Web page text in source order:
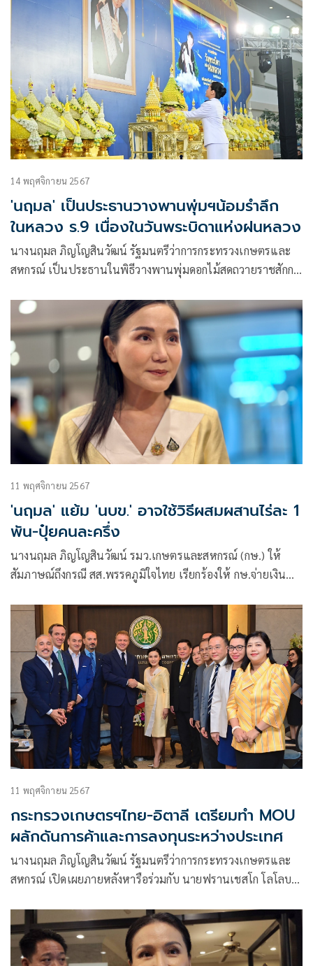
14 พฤศจิกายน 2567
'นฤมล' เป็นประธานวางพานพุ่มฯน้อมรำลึก
ในหลวง ร.9 เนื่องในวันพระบิดาแห่งฝนหลวง
นางนฤมล ภิญโญสินวัฒน์ รัฐมนตรีว่าการกระทรวงเกษตรและ
สหกรณ์ เป็นประธานในพิธีวางพานพุ่มดอกไม้สดถวายราชสักกา
11 พฤศจิกายน 2567
'นฤมล' แย้ม 'นบข.' อาจใช้วิธีผสมผสานไร่ละ 1
พัน-ปุ๋ยคนละครึ่ง
นางนฤมล ภิญโญสินวัฒน์ รมว.เกษตรและสหกรณ์ (กษ.) ให้
สัมภาษณ์ถึงกรณี สส.พรรคภูมิใจไทย เรียกร้องให้ กษ.จ่ายเงิน
เปลี่ยนไปเป็นโครงการ
11 พฤศจิกายน 2567
กระทรวงเกษตรฯไทย-อิตาลี เตรียมทำ MOU
ผลักดันการค้าและการลงทุนระหว่างประเทศ
นางนฤมล ภิญโญสินวัฒน์ รัฐมนตรีว่าการกระทรวงเกษตรและ
สหกรณ์ เปิดเผยภายหลังหารือร่วมกับ นายฟรานเชสโก โลโลบริ